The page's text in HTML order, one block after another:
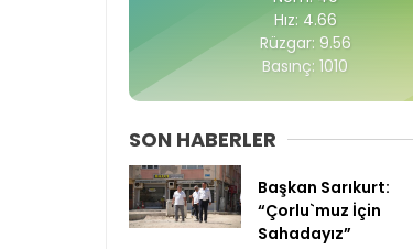
Hız: 4.66
Rüzgar: 9.56
Basınç: 1010
SON HABERLER
Başkan Sarıkurt:
“Çorlu`muz İçin
Sahadayız”